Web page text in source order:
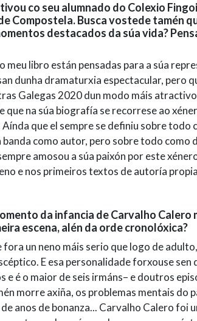
co seu alumnado do Colexio
Compostela. Busca vostede tamén
destacados da súa vida?
libro están pensadas para a súa
dunha dramaturxia espectacular, pero
Galegas 2020 dun modo máis
na súa biografía se recorrese ao
que el sempre se definiu sobre todo
como autor, pero sobre todo
amosou a súa paixón por este
e nos primeiros textos de autoría
da infancia de Carvalho Calero
escena, alén da orde cronolóxica?
un neno máis serio que logo de
E esa personalidade forxouse sen
é o maior de seis irmáns– e doutros
morre axiña, os problemas mentais do
anos de bonanza... Carvalho Calero foi